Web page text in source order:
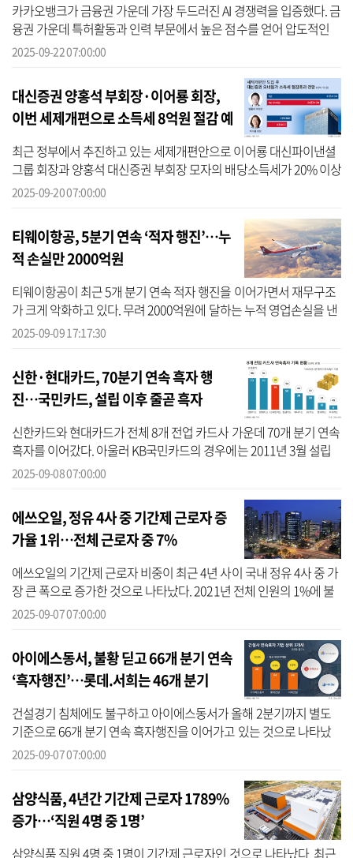
카카오뱅크가 금융권 가운데 가장 두드러진 AI 경쟁력을 입증했다. 금
융권 가운데 특허활동과 인력 부문에서 높은 점수를 얻어 압도적인
점수를 기록한 것이다. AI를 통한 금융 혁신을 주도할 것이라는 윤호
2025-09-22 07:00:00
대신증권 양홍석 부회장·이어룡 회장,
이번 세제개편으로 소득세 8억원 절감 예
상
최근 정부에서 추진하고 있는 세제개편안으로 이어룡 대신파이낸셜
그룹 회장과 양홍석 대신증권 부회장 모자의 배당소득세가 20% 이상
감면될 것으로 분석된다. 대신증권은 지난 3월 밸류업 공시에 자사주
2025-09-20 07:00:00
티웨이항공, 5분기 연속 ‘적자 행진’…누
적 손실만 2000억원
티웨이항공이 최근 5개 분기 연속 적자 행진을 이어가면서 재무구조
가 크게 악화하고 있다. 무려 2000억원에 달하는 누적 영업손실을 낸
데다 영업이익률은 마이너스를 기록했다. 티웨이항공의 최대주주가
2025-09-09 17:17:30
신한·현대카드, 70분기 연속 흑자 행
진…국민카드, 설립 이후 줄곧 흑자
신한카드와 현대카드가 전체 8개 전업 카드사 가운데 70개 분기 연속
흑자를 이어갔다. 아울러 KB국민카드의 경우에는 2011년 3월 설립
이후 줄곧 연속 흑자 행진을 이어가며 안정적인 성과를 보였다. 8일
2025-09-08 07:00:00
에쓰오일, 정유 4사 중 기간제 근로자 증
가율 1위…전체 근로자 중 7%
에쓰오일의 기간제 근로자 비중이 최근 4년 사이 국내 정유 4사 중 가
장 큰 폭으로 증가한 것으로 나타났다. 2021년 전체 인원의 1%에 불
과했던 에쓰오일 기간제 근로자 인원은 2025년 7% 수준에 달했다. 7
2025-09-07 07:00:00
아이에스동서, 불황 딛고 66개 분기 연속
‘흑자행진’…롯데.서희는 46개 분기
건설경기 침체에도 불구하고 아이에스동서가 올해 2분기까지 별도
기준으로 66개 분기 연속 흑자행진을 이어가고 있는 것으로 나타났
다. 평균영업이익률 역시 조사 대상 건설사 중 가장 높은 12.5%를 기
2025-09-07 07:00:00
삼양식품, 4년간 기간제 근로자 1789%
증가…‘직원 4명 중 1명’
삼양식품 직원 4명 중 1명이 기간제 근로자인 것으로 나타났다. 최근